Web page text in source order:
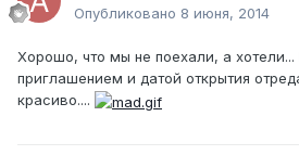
Опубликовано 8 июня, 2014
Хорошо, что мы не поехали, а
приглашением и датой открытия
красиво....